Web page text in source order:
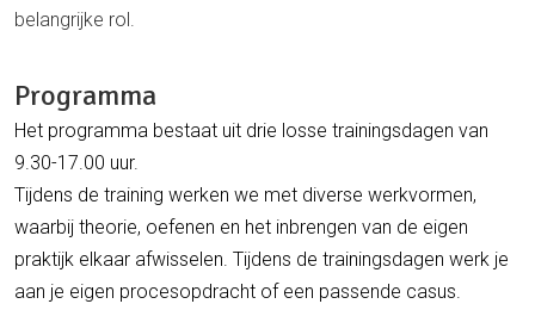
belangrijke rol.
Programma
Het programma bestaat uit drie losse trainingsdagen van
9.30-17.00 uur.
Tijdens de training werken we met diverse werkvormen,
waarbij theorie, oefenen en het inbrengen van de eigen
praktijk elkaar afwisselen. Tijdens de trainingsdagen werk je
aan je eigen procesopdracht of een passende casus.